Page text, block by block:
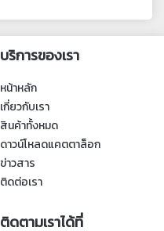
บริการของเรา
หน้าหลัก
เกี่ยวกับเรา
สินค้าทั้งหมด
ดาวน์โหลดแคตตาล็อก
ข่าวสาร
ติดต่อเรา
ติดตามเราได้ที่